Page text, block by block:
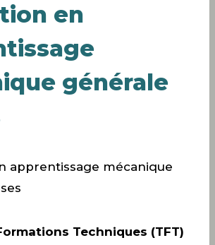
en
générale
apprentissage mécanique
Techniques (TFT)